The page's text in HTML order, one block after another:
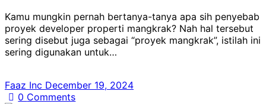
Kamu mungkin pernah bertanya-tanya apa sih penyebab
proyek developer properti mangkrak? Nah hal tersebut
sering disebut juga sebagai “proyek mangkrak”, istilah ini
sering digunakan untuk…
Faaz Inc December 19, 2024
0 Comments